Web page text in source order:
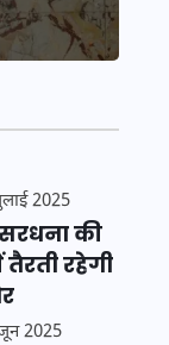
2025
की
रहेगी
2025